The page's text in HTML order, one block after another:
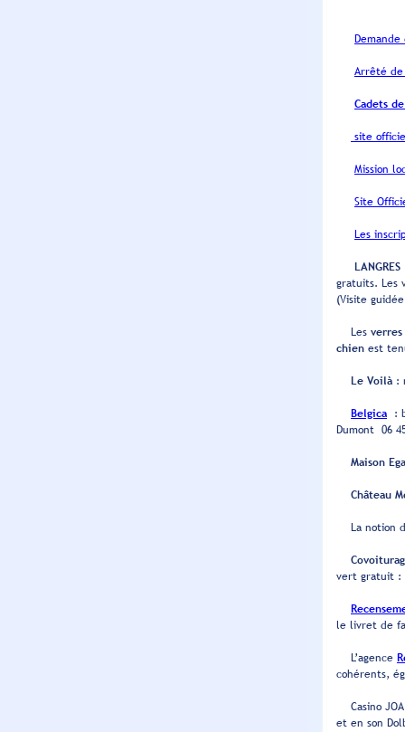
Arrêté
Cadets
site
Mission
Site
Les
LANGRES
gratuits. Les
(Visite
Les verres
chien est
Le Voilà :
Belgica :
Dumont 06
Maison
Château
La notion
vert gratuit :
le livret de
L’agence
cohérents,
Casino
et en son